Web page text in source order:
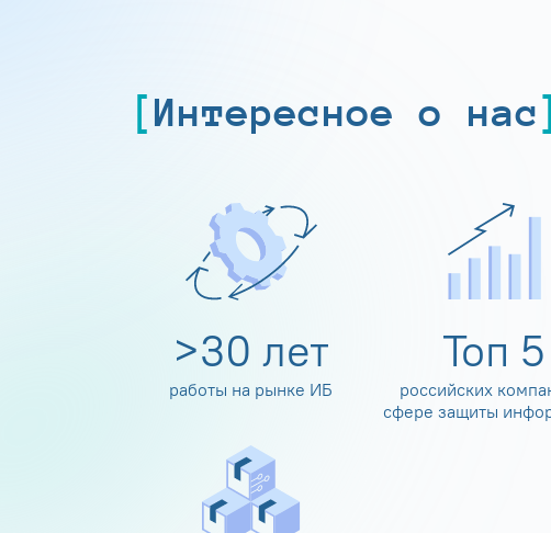
Интересное о нас
>30 лет
работы на рынке ИБ
Топ 5
российских
сфере защиты